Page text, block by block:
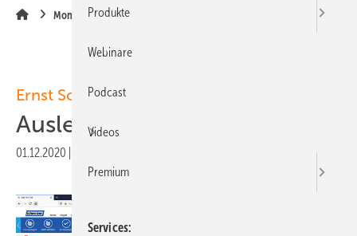
Montage
Ernst Schweizer
Auslegung mit Solar Pro Tool
01.12.2020
Produkte
Webinare
Podcast
Videos
Premium
Services